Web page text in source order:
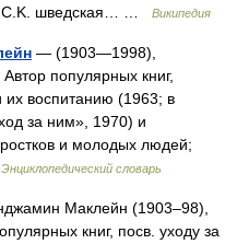
шведская… …
Википедия
— (1903—1998),
популярных книг,
воспитанию (1963; в
за ним», 1970) и
и молодых людей;
словарь
Маклейн (1903–98),
книг, посв. уходу за